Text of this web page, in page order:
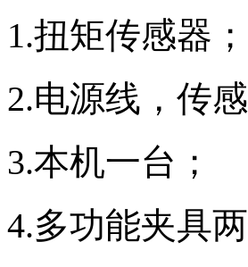
1.扭矩传感器；
2.电源线，传
3.本机一台；
4.多功能夹具两